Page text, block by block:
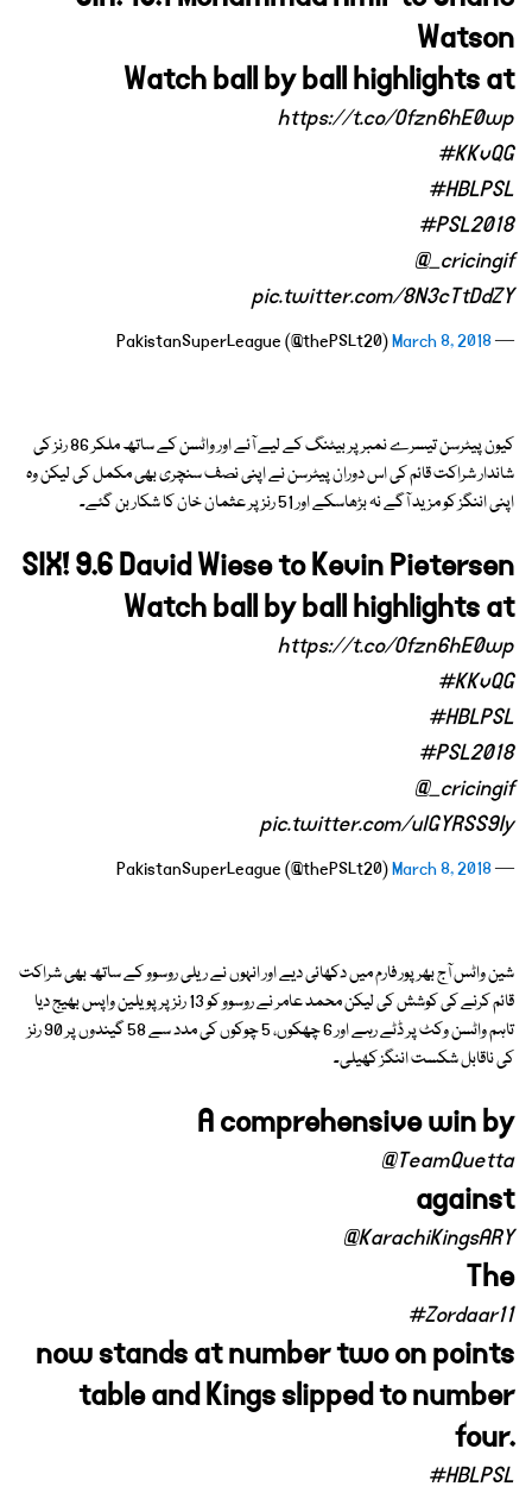
Watson
Watch ball by ball highlights at
https://t.co/Ofzn6hE0wp
#KKvQG
#HBLPSL
#PSL2018
@_cricingif
pic.twitter.com/8N3cTtDdZY
— PakistanSuperLeague (@thePSLt20)
March 8, 2018
کیون پیٹرسن تیسرے نمبر پر بیٹنگ کے لیے آئے اور واٹسن کے ساتھ ملکر 86 رنز کی
شاندار شراکت قائم کی اس دوران پیٹرسن نے اپنی نصف سنچری بھی مکمل کی لیکن وہ
اپنی اننگز کو مزید آگے نہ بڑھاسکے اور 51 رنز پر عثمان خان کا شکار بن گئے۔
SIX! 9.6 David Wiese to Kevin Pietersen
Watch ball by ball highlights at
https://t.co/Ofzn6hE0wp
#KKvQG
#HBLPSL
#PSL2018
@_cricingif
pic.twitter.com/ulGYRSS9Iy
— PakistanSuperLeague (@thePSLt20)
March 8, 2018
شین واٹس آج بھرپور فارم میں دکھائی دیے اور انہوں نے ریلی روسوو کے ساتھ بھی شراکت
قائم کرنے کی کوشش کی لیکن محمد عامر نے روسوو کو 13 رنز پر پویلین واپس بھیج دیا
تاہم واٹسن وکٹ پر ڈٹے رہے اور 6 چھکوں، 5 چوکوں کی مدد سے 58 گیندوں پر 90 رنز
کی ناقابل شکست اننگز کھیلی۔
A comprehensive win by
@TeamQuetta
against
@KarachiKingsARY
The
#Zordaar11
now stands at number two on points
table and Kings slipped to number
four.
#HBLPSL